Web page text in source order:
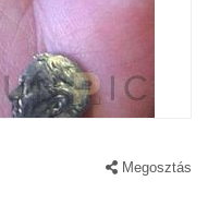
Megosztás